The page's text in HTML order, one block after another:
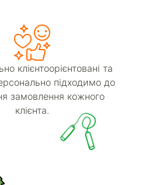
клієнтоорієнтовані та
підходимо до
замовлення кожного
клієнта.